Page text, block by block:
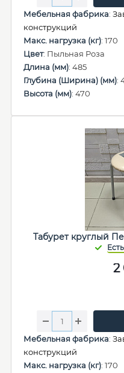
Мебельная фабрика:
конструкций
Макс. нагрузка (кг): 170
Цвет: Пыльная Роза
Длина (мм): 485
Глубина (Ширина) (мм):
Высота (мм): 470
Табурет круглый
2
Мебельная фабрика:
конструкций
Макс. нагрузка (кг): 170